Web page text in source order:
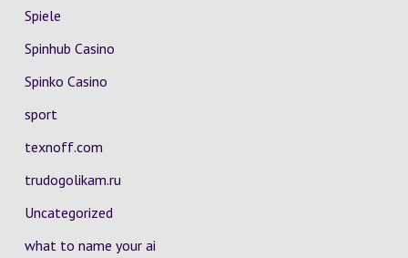
Spiele
Spinhub Casino
Spinko Casino
sport
texnoff.com
trudogolikam.ru
Uncategorized
what to name your ai